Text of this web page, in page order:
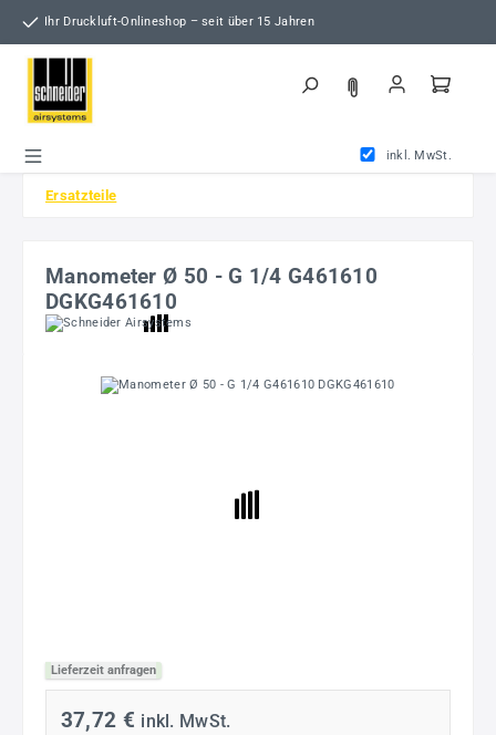
Zum Hauptinhalt springen
Ihr Druckluft-Onlineshop – seit über 15 Jahren
inkl. MwSt.
Ersatzteile
Manometer Ø 50 - G 1/4 G461610
DGKG461610
Bildergalerie überspringen
Lieferzeit anfragen
37,72 € inkl. MwSt.